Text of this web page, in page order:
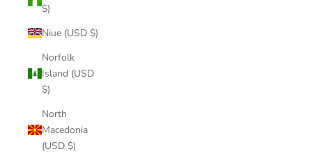
$)
Niue (USD $)
Norfolk
Island (USD
$)
North
Macedonia
(USD $)